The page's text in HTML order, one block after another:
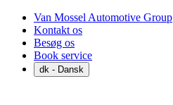
Van Mossel Automotive Group
Kontakt os
Besøg os
Book service
dk - Dansk